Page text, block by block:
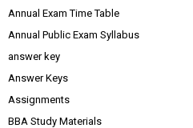
Annual Exam Time Table
Annual Public Exam Syllabus
answer key
Answer Keys
Assignments
BBA Study Materials